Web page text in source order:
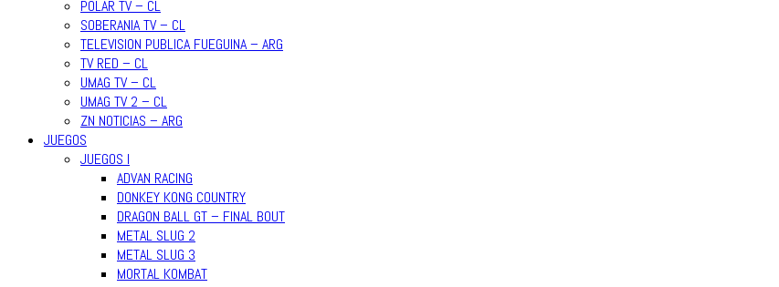
POLAR TV – CL
SOBERANIA TV – CL
TELEVISION PUBLICA FUEGUINA – ARG
TV RED – CL
UMAG TV – CL
UMAG TV 2 – CL
ZN NOTICIAS – ARG
JUEGOS
JUEGOS I
ADVAN RACING
DONKEY KONG COUNTRY
DRAGON BALL GT – FINAL BOUT
METAL SLUG 2
METAL SLUG 3
MORTAL KOMBAT